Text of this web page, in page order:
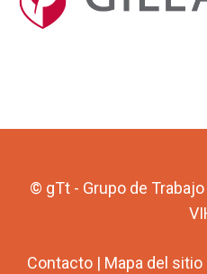
© gTt - Grupo de
Contacto | Mapa del sitio